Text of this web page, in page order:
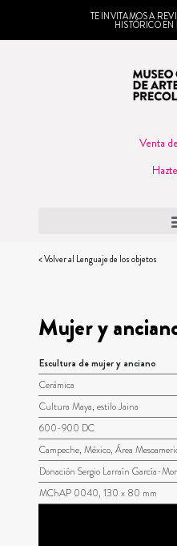
TE INVITAMOS A
HISTÓRICO EN
Venta
< Volver al Lenguaje de los objetos
Mujer y
Escultura de mujer y anciano
Cerámica
Cultura Maya, estilo Jaina
600-900 DC
Campeche, México, Área
Donación Sergio Larraín García-
MChAP 0040, 130 x 80 mm